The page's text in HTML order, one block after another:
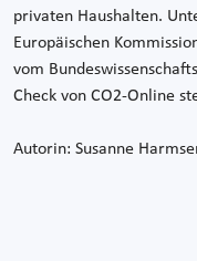
privaten Haushalten.
Europäischen
vom
Check von CO2-Online
Autorin: Susanne